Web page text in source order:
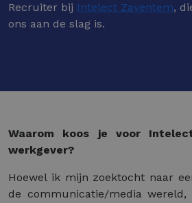
Recruiter bij Intelect Zaventem,
ons aan de slag is.
Waarom koos je voor
werkgever?
Hoewel ik mijn zoektocht naar
de communicatie/media